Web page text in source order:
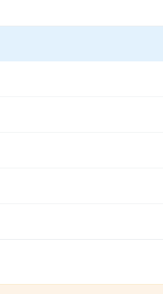
bedrijven:
de snelweg A2 via de
bevindt zich een bushalte
gelegen op de 1e